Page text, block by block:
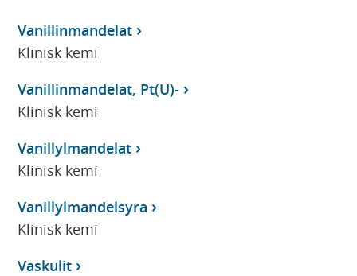
Vanillinmandelat
Klinisk kemi
Vanillinmandelat, Pt(U)-
Klinisk kemi
Vanillylmandelat
Klinisk kemi
Vanillylmandelsyra
Klinisk kemi
Vaskulit